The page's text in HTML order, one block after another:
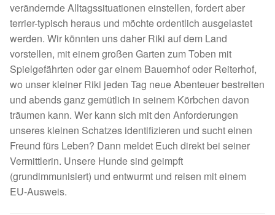
Januar bis Juni 2023
Spenden 2022
Juli bis Dezember 2022
Januar bis Juni 2022
Spenden 2021
Juli bis Dezember 2021
verändernde Alltagssituationen einstellen, fordert aber
terrier-typisch heraus und möchte ordentlich ausgelastet
werden. Wir könnten uns daher Riki auf dem Land
vorstellen, mit einem großen Garten zum Toben mit
Spielgefährten oder gar einem Bauernhof oder Reiterhof,
wo unser kleiner Riki jeden Tag neue Abenteuer bestreiten
und abends ganz gemütlich in seinem Körbchen davon
träumen kann. Wer kann sich mit den Anforderungen
unseres kleinen Schatzes identifizieren und sucht einen
Freund fürs Leben? Dann meldet Euch direkt bei seiner
Vermittlerin. Unsere Hunde sind geimpft
(grundimmunisiert) und entwurmt und reisen mit einem
EU-Ausweis.